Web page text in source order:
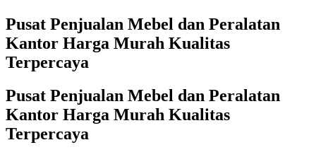
Pusat Penjualan Mebel dan Peralatan
Kantor Harga Murah Kualitas
Terpercaya
Pusat Penjualan Mebel dan Peralatan
Kantor Harga Murah Kualitas
Terpercaya